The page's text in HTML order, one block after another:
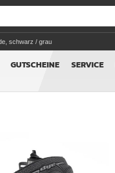
schwarz / grau
GUTSCHEINE SERVICE